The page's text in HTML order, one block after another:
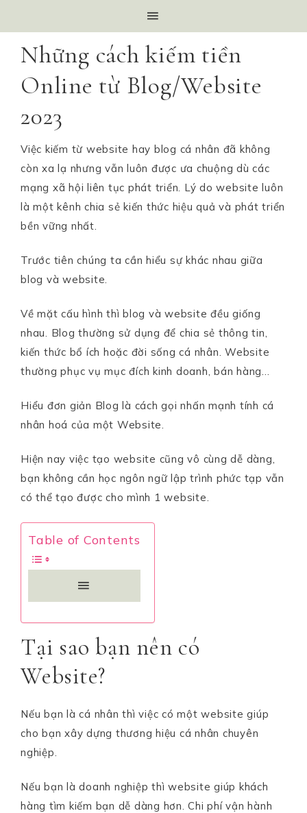
Những cách kiếm tiền
Online từ Blog/Website
2023
Việc kiếm từ website hay blog cá nhân đã không
còn xa lạ nhưng vẫn luôn được ưa chuộng dù các
mạng xã hội liên tục phát triển. Lý do website luôn
là một kênh chia sẻ kiến thức hiệu quả và phát triển
bền vững nhất.
Trước tiên chúng ta cần hiểu sự khác nhau giữa
blog và website.
Về mặt cấu hình thì blog và website đều giống
nhau. Blog thường sử dụng để chia sẻ thông tin,
kiến thức bổ ích hoặc đời sống cá nhân. Website
thường phục vụ mục đích kinh doanh, bán hàng…
Hiểu đơn giản Blog là cách gọi nhấn mạnh tính cá
nhân hoá của một Website.
Hiện nay việc tạo website cũng vô cùng dễ dàng,
bạn không cần học ngôn ngữ lập trình phức tạp vẫn
có thể tạo được cho mình 1 website.
Table of Contents
Tại sao bạn nên có
Website?
Nếu bạn là cá nhân thì việc có một website giúp
cho bạn xây dựng thương hiệu cá nhân chuyên
nghiệp.
Nếu bạn là doanh nghiệp thì website giúp khách
hàng tìm kiếm bạn dễ dàng hơn. Chi phí vận hành